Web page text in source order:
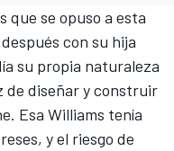
que se opuso a esta
con su hija
su propia naturaleza
de diseñar y construir
Esa Williams tenía
y el riesgo de